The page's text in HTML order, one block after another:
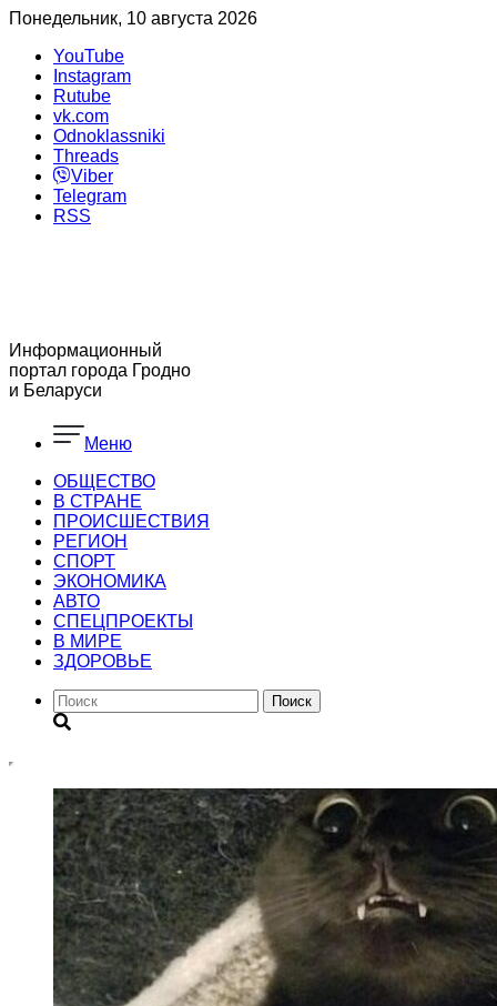
Понедельник, 10 августа 2026
YouTube
Instagram
Rutube
vk.com
Odnoklassniki
Threads
Viber
Telegram
RSS
Информационный
портал города Гродно
и Беларуси
Меню
ОБЩЕСТВО
В СТРАНЕ
ПРОИСШЕСТВИЯ
РЕГИОН
CПОРТ
ЭКОНОМИКА
АВТО
СПЕЦПРОЕКТЫ
В МИРЕ
ЗДОРОВЬЕ
Поиск